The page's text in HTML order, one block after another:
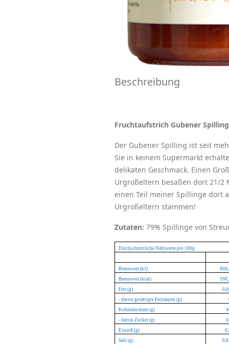
Beschreibung
Fruchtaufstrich Gubener Spilling
Der Gubener Spilling ist seit
Sie in keinem Supermarkt
delikaten Geschmack. Einen
Urgroßeltern besaßen dort 21/2
einen Teil meiner Spillinge dort
Urgroßeltern stammen!
Zutaten: 79% Spillinge von
Durchschnittliche Nährwerte pro 100g
Brennwert (kJ)
Brennwert (kcal)
Fett (g)
- davon gesättigte Fettsäuren (g)
Kohlenhydrate (g)
- davon Zucker (g)
Eiweiß (g)
Salz (g)